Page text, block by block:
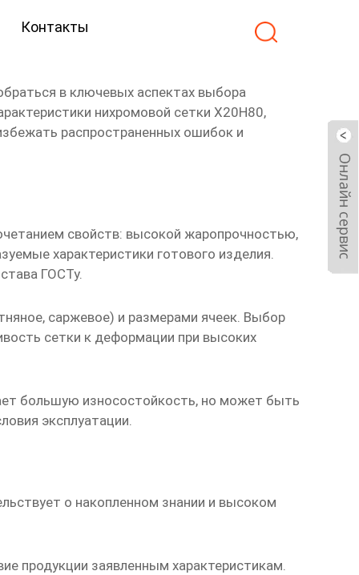
Контакты
в ключевых аспектах выбора
нихромовой сетки Х20Н80,
распространенных ошибок и
свойств: высокой жаропрочностью,
характеристики готового изделия.
ГОСТу.
саржевое) и размерами ячеек. Выбор
сетки к деформации при высоких
большую износостойкость, но может быть
эксплуатации.
о накопленном знании и высоком
продукции заявленным характеристикам.